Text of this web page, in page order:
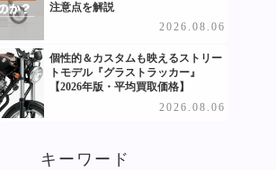
注意点を解説
2026.08.06
個性的＆カスタムも映えるストリー
トモデル『グラストラッカー』
【2026年版・平均買取価格】
2026.08.06
キーワード